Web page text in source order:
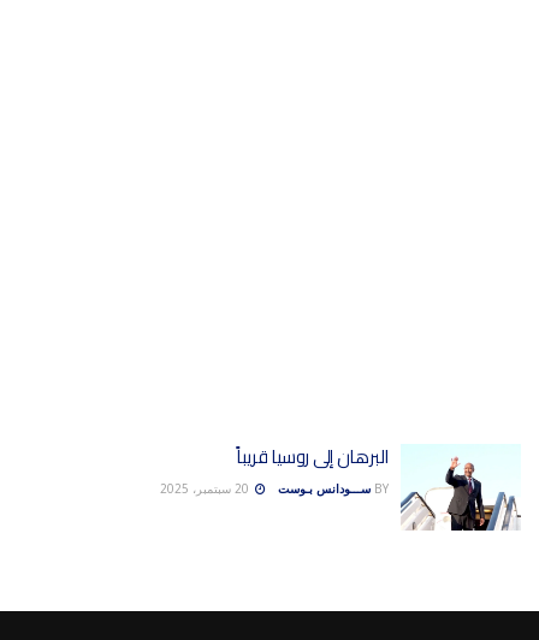
البرهان إلى روسيا قريباً
BY ســـودانس بـوست